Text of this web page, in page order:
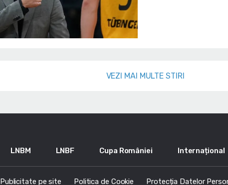
VEZI MAI MULTE STIRI
LNBM LNBF Cupa României Internațional
Publicitate pe site Politica de Cookie Protecția Datelor